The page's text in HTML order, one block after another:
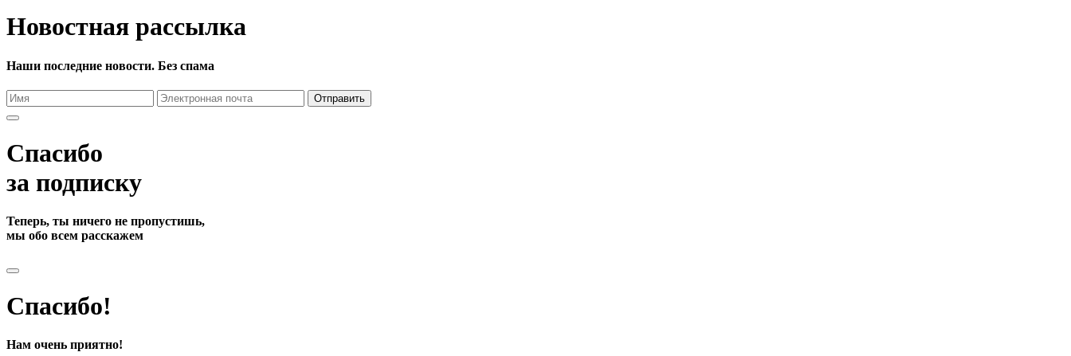
Новостная рассылка
Наши последние новости. Без спама
Отправить
Спасибо
за подписку
Теперь, ты ничего не пропустишь,
мы обо всем расскажем
Спасибо!
Нам очень приятно!